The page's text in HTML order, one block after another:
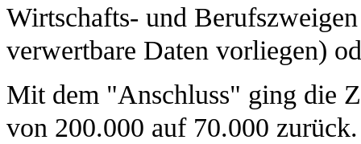
Wirtschafts- und
verwertbare Daten vorliegen)
Mit dem "Anschluss" ging die
von 200.000 auf 70.000